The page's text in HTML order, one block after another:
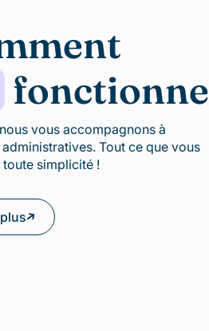
fonctionne
vous accompagnons à
Tout ce que vous
simplicité !